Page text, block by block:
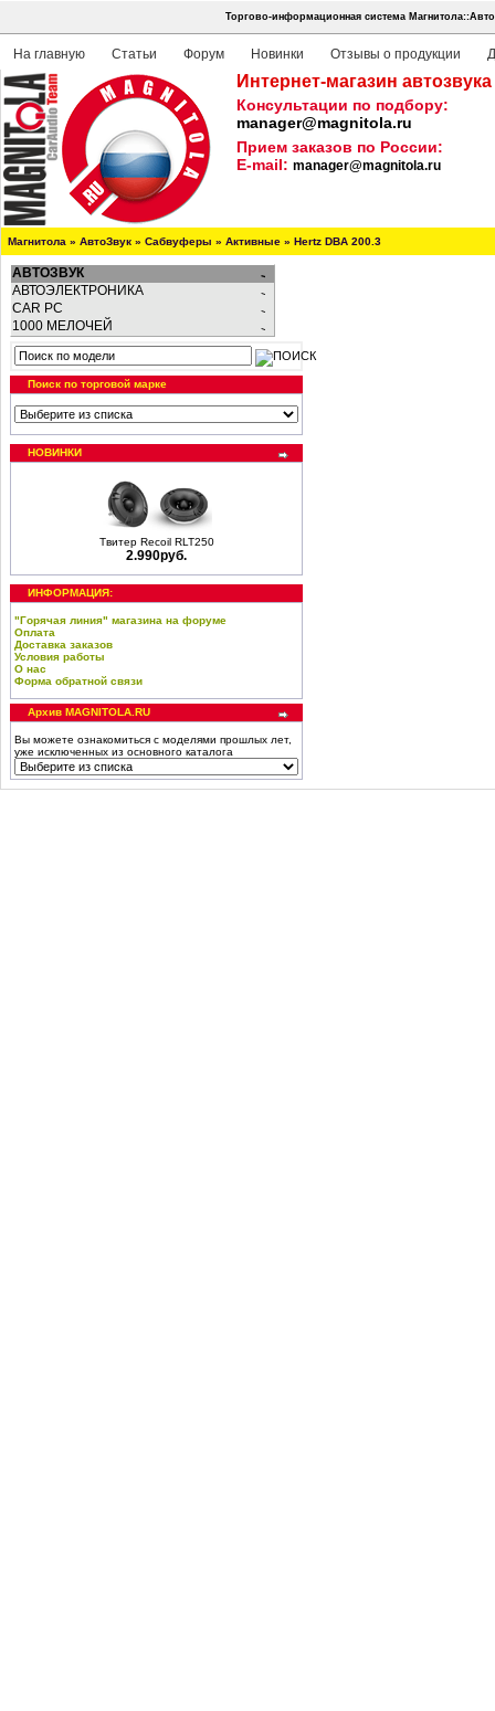
Торгово-информационная система
На главную Статьи Форум Новинки Отзывы о продукции
Интернет-магазин
Консультации по подбору:
manager@magnitola.ru
Прием заказов по России:
E-mail: manager@magnitola.ru
Магнитола » АвтоЗвук » Сабвуферы » Активные » Hertz DBA 200.3
АВТОЗВУК
АВТОЭЛЕКТРОНИКА
CAR PC
1000 МЕЛОЧЕЙ
Поиск по торговой марке
НОВИНКИ
Твитер Recoil RLT250
2.990руб.
ИНФОРМАЦИЯ:
"Горячая линия" магазина на форуме
Оплата
Доставка заказов
Условия работы
О нас
Форма обратной связи
Архив MAGNITOLA.RU
Вы можете ознакомиться с моделями прошлых лет,
уже исключенных из основного каталога